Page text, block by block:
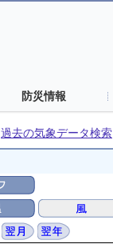
防災情報
過去の気象データ検索